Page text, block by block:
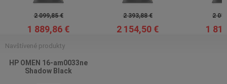
2 099,85 €
1 889,86 €
2 393,88 €
2 154,50 €
2
1
Navštívené produkty
HP OMEN 16-am0033ne
Shadow Black